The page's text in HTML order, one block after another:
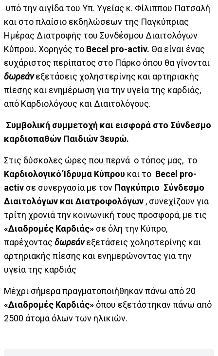
υπό την αιγίδα του Υπ. Υγείας κ. Φίλιππου Πατσαλή
και στο πλαίσιο εκδηλώσεων της Παγκύπριας
Ημέρας Διατροφής του Συνδέσμου Διαιτολόγων
Κύπρου. Χορηγός το Becel pro-activ. Θα είναι ένας
ευχάριστος περίπατος στο Πάρκο όπου θα γίνονται
δωρεάνεξετάσεις χοληστερίνης και αρτηριακής
πίεσης και ενημέρωση για την υγεία της καρδιάς,
από Καρδιολόγους και Διαιτολόγους.
Συμβολική συμμετοχή και εισφορά στο Σύνδεσμο
καρδιοπαθών Παιδιών 3ευρώ.
Στις δύσκολες ώρες που περνά ο τόπος μας, το
Καρδιολογικό Ίδρυμα Κύπρου και το Becel pro-
activ σε συνεργασία με τον Παγκύπριο Σύνδεσμο
Διαιτολόγων και Διατροφολόγων , συνεχίζουν για
τρίτη χρονιά την κοινωνική τους προσφορά, με τις
«Διαδρομές Καρδιάς» σε όλη την Κύπρο,
παρέχοντας δωρεάν εξετάσεις χοληστερίνης και
αρτηριακής πίεσης και ενημερώνοντας για την
υγεία της καρδιάς
Μέχρι σήμερα πραγματοποιήθηκαν πάνω από 20
«Διαδρομές Καρδιάς» όπου εξετάστηκαν πάνω από
2500 άτομα όλων των ηλικιών.